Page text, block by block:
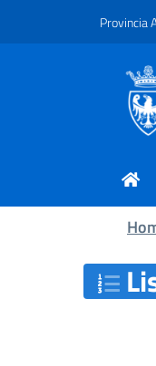
Provincia